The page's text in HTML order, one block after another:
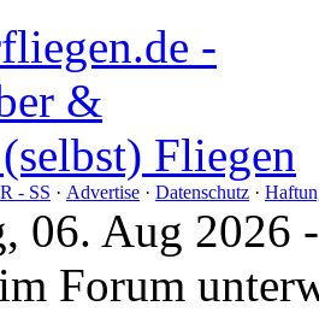
- SS · Advertise · Datenschutz ·
06. Aug 2026
Forum